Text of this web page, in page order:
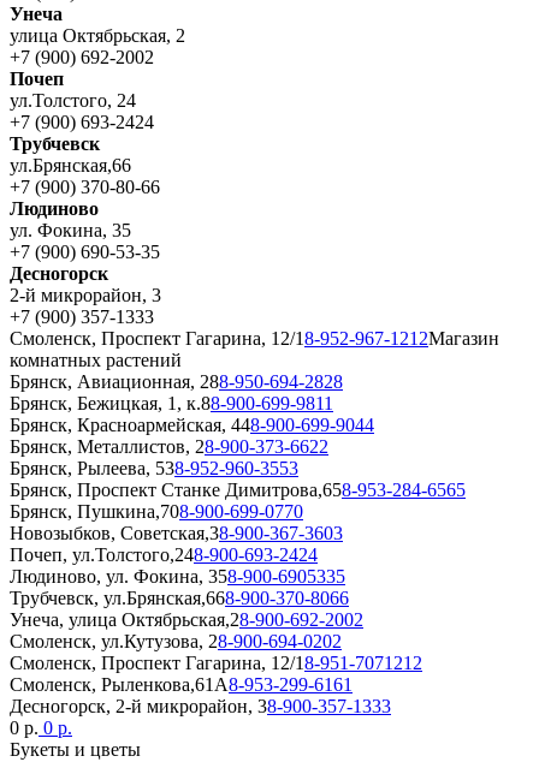
Унеча
улица Октябрьская, 2
+7 (900) 692-2002
Почеп
ул.Толстого, 24
+7 (900) 693-2424
Трубчевск
ул.Брянская,66
+7 (900) 370-80-66
Людиново
ул. Фокина, 35
+7 (900) 690-53-35
Десногорск
2-й микрорайон, 3
+7 (900) 357-1333
Смоленск, Проспект Гагарина, 12/18-952-967-1212Магазин
комнатных растений
Брянск, Авиационная, 288-950-694-2828
Брянск, Бежицкая, 1, к.88-900-699-9811
Брянск, Красноармейская, 448-900-699-9044
Брянск, Металлистов, 28-900-373-6622
Брянск, Рылеева, 538-952-960-3553
Брянск, Проспект Станке Димитрова,658-953-284-6565
Брянск, Пушкина,708-900-699-0770
Новозыбков, Советская,38-900-367-3603
Почеп, ул.Толстого,248-900-693-2424
Людиново, ул. Фокина, 358-900-6905335
Трубчевск, ул.Брянская,668-900-370-8066
Унеча, улица Октябрьская,28-900-692-2002
Смоленск, ул.Кутузова, 28-900-694-0202
Смоленск, Проспект Гагарина, 12/18-951-7071212
Смоленск, Рыленкова,61А8-953-299-6161
Десногорск, 2-й микрорайон, 38-900-357-1333
0 р. 0 р.
Букеты и цветы